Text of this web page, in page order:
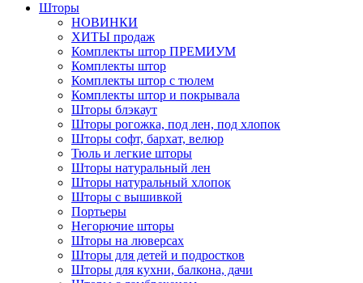
Шторы
НОВИНКИ
ХИТЫ продаж
Комплекты штор ПРЕМИУМ
Комплекты штор
Комплекты штор с тюлем
Комплекты штор и покрывала
Шторы блэкаут
Шторы рогожка, под лен, под хлопок
Шторы софт, бархат, велюр
Тюль и легкие шторы
Шторы натуральный лен
Шторы натуральный хлопок
Шторы с вышивкой
Портьеры
Негорючие шторы
Шторы на люверсах
Шторы для детей и подростков
Шторы для кухни, балкона, дачи